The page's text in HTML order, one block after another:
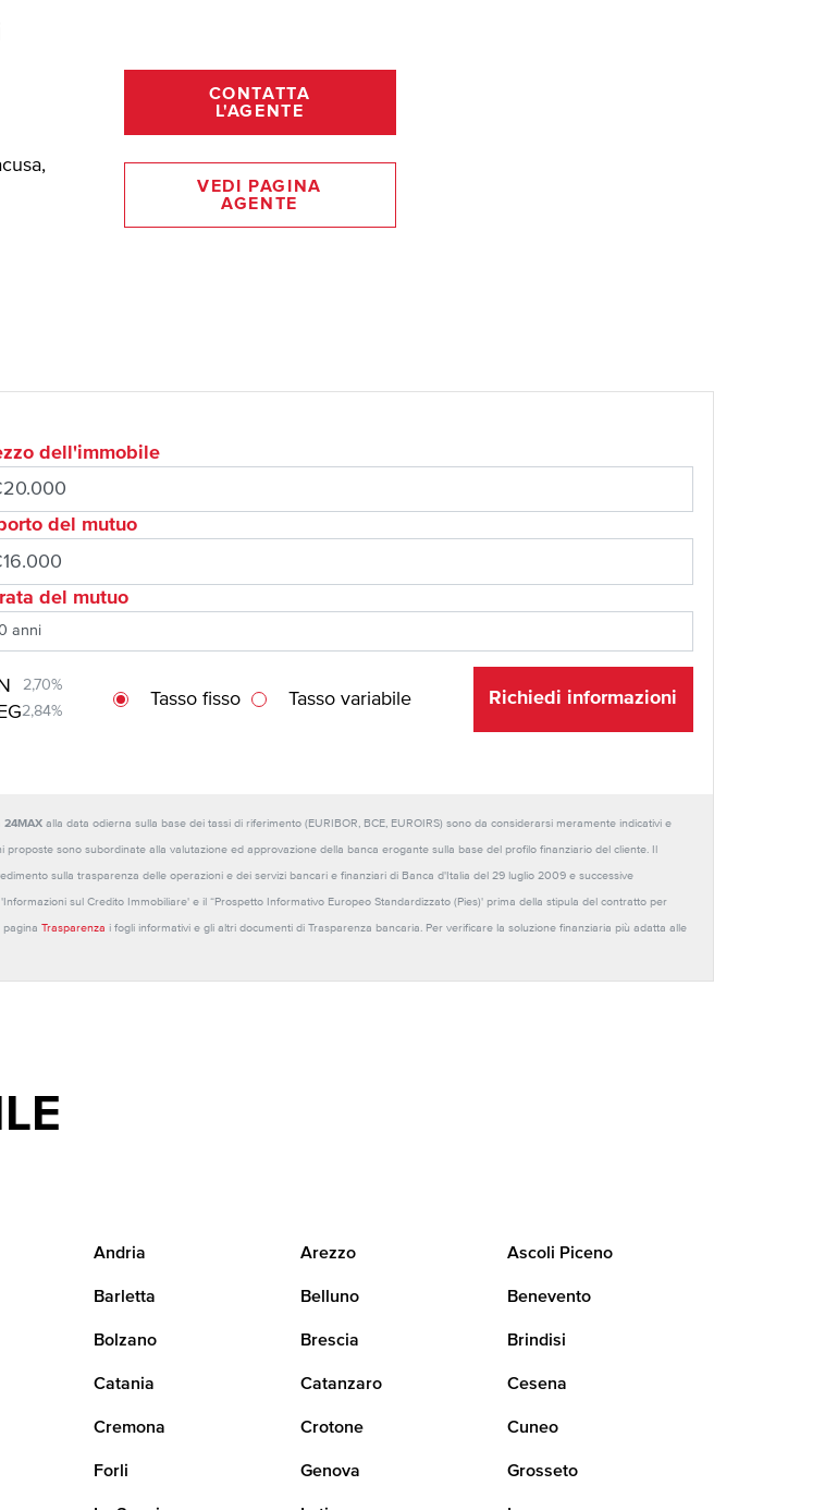
CONTATTA
L'AGENTE
VEDI PAGINA
AGENTE
dell'immobile
del mutuo
del mutuo
2,70%
2,84%
Tasso fisso Tasso variabile Richiedi informazioni
24MAXalla data odierna sulla base dei tassi di riferimento (EURIBOR, BCE, EUROIRS) sono da considerarsi meramente indicativi e
sono subordinate alla valutazione ed approvazione della banca erogante sulla base del profilo finanziario del cliente. Il
sulla trasparenza delle operazioni e dei servizi bancari e finanziari di Banca d'Italia del 29 luglio 2009 e successive
sul Credito Immobiliare' e il “Prospetto Informativo Europeo Standardizzato (Pies)' prima della stipula del contratto per
pagina Trasparenza i fogli informativi e gli altri documenti di Trasparenza bancaria. Per verificare la soluzione finanziaria più adatta alle
Andria Arezzo Ascoli Piceno
Barletta Belluno Benevento
Bolzano Brescia Brindisi
Catania Catanzaro Cesena
Cremona Crotone Cuneo
Forli Genova Grosseto